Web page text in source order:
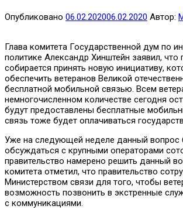
Опубликовано 06.02.202006.02.2020 Автор:
Глава комитета Государственной дум по
политике Александр Хинштейн заявил, что
собирается принять новую инициативу,
обеспечить ветеранов Великой
бесплатной мобильной связью. Всем
немногочисленном количестве сегодня
будут предоставлены бесплатные
связь тоже будет оплачиваться
Уже на следующей неделе данный вопрос
обсуждаться с крупными операторами
правительство намерено решить данный
комитета отметил, что правительство
Министерством связи для того, чтобы
возможность позвонить в экстренные
с коммуникациями.